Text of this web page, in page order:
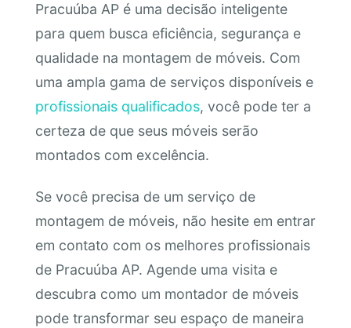
Pracuúba AP é uma decisão inteligente
para quem busca eficiência, segurança e
qualidade na montagem de móveis. Com
uma ampla gama de serviços disponíveis e
profissionais qualificados, você pode ter a
certeza de que seus móveis serão
montados com excelência.
Se você precisa de um serviço de
montagem de móveis, não hesite em entrar
em contato com os melhores profissionais
de Pracuúba AP. Agende uma visita e
descubra como um montador de móveis
pode transformar seu espaço de maneira